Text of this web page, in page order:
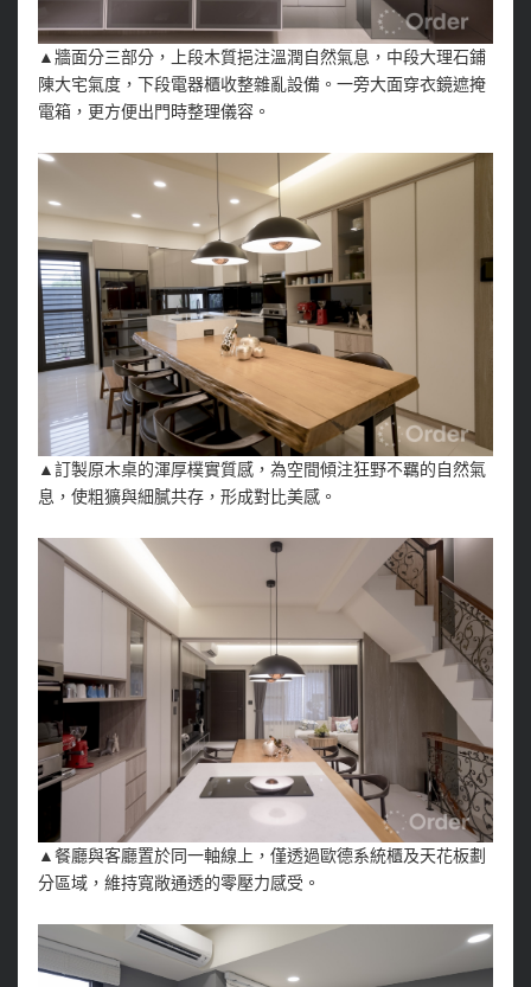
▲牆面分三部分，上段木質挹注溫潤自然氣息，中段大理石鋪
陳大宅氣度，下段電器櫃收整雜亂設備。一旁大面穿衣鏡遮掩
電箱，更方便出門時整理儀容。
▲訂製原木桌的渾厚樸實質感，為空間傾注狂野不羈的自然氣
息，使粗獷與細膩共存，形成對比美感。
▲餐廳與客廳置於同一軸線上，僅透過歐德系統櫃及天花板劃
分區域，維持寬敞通透的零壓力感受。